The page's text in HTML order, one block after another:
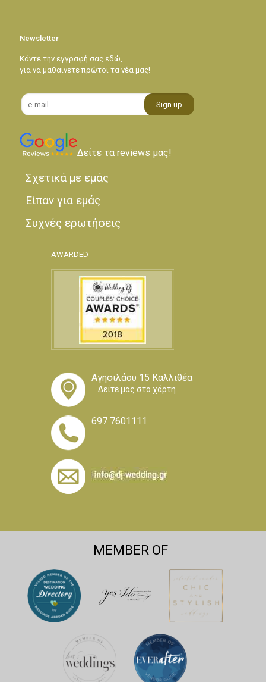
Newsletter
Κάντε την εγγραφή σας εδώ,
για να μαθαίνετε πρώτοι τα νέα μας!
Δείτε τα reviews μας!
Σχετικά με εμάς
Είπαν για εμάς
Συχνές ερωτήσεις
AWARDED
Αγησιλάου 15 Καλλιθέα
Δείτε μας στο χάρτη
697 7601111
MEMBER OF